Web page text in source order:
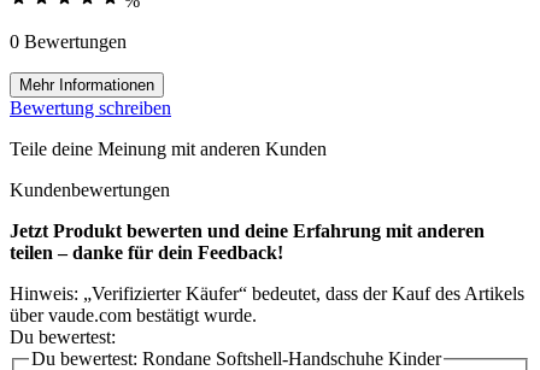
0 Bewertungen
Mehr Informationen
Bewertung schreiben
Teile deine Meinung mit anderen Kunden
Kundenbewertungen
Jetzt Produkt bewerten und deine Erfahrung mit anderen
teilen – danke für dein Feedback!
Hinweis: „Verifizierter Käufer“ bedeutet, dass der Kauf des Artikels
über vaude.com bestätigt wurde.
Du bewertest:
Du bewertest: Rondane Softshell-Handschuhe Kinder